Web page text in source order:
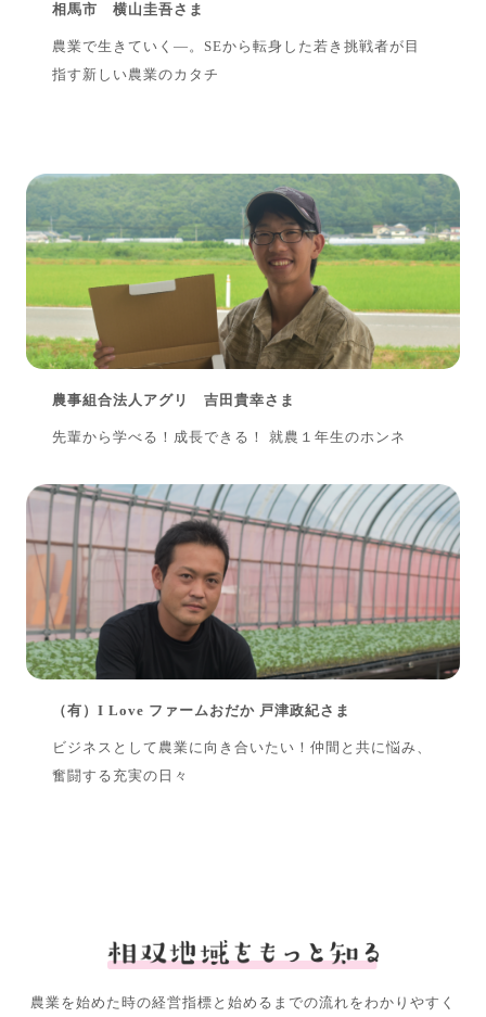
相馬市 横山圭吾さま
農業で生きていく―。SEから転身した若き挑戦者が目
指す新しい農業のカタチ
農事組合法人アグリ 吉田貴幸さま
先輩から学べる！成長できる！ 就農１年生のホンネ
（有）I Love ファームおだか 戸津政紀さま
ビジネスとして農業に向き合いたい！仲間と共に悩み、
奮闘する充実の日々
農業を始めた時の経営指標と始めるまでの流れをわかりやすく